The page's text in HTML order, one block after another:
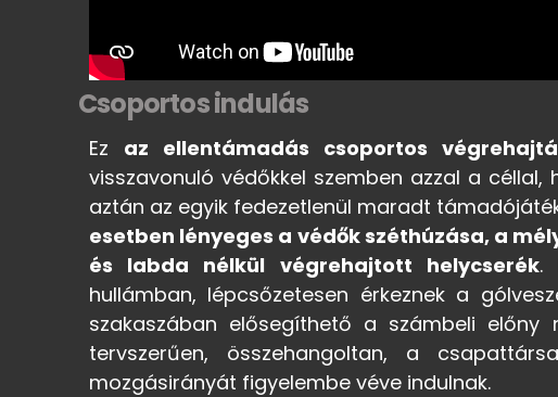
Csoportos indulás
Ez az ellentámadás csoportos
visszavonuló védőkkel szemben azzal a
aztán az egyik fedezetlenül maradt
esetben lényeges a védők széthúzása, a
és labda nélkül végrehajtott helycserék.
hullámban, lépcsőzetesen érkeznek a
szakaszában elősegíthető a számbeli
tervszerűen, összehangoltan, a
mozgásirányát figyelembe véve indulnak.